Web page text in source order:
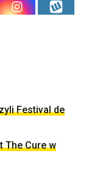
Festival de
The Cure w